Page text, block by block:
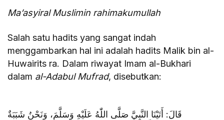
Ma’asyiral Muslimin rahimakumullah
Salah satu hadits yang sangat indah
menggambarkan hal ini adalah hadits Malik bin al-
Huwairits ra. Dalam riwayat Imam al-Bukhari
dalam al-Adabul Mufrad, disebutkan:
قَالَ: أَتَيْنَا النَّبِيَّ صَلَّى اللّٰهُ عَلَيْهِ وَسَلَّمَ، وَنَحْنُ شَبَبَةٌ